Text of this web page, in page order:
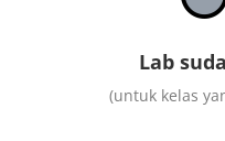
Lab
(untuk kelas